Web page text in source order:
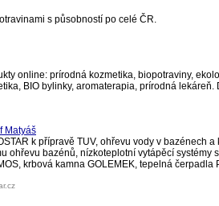
s působností po celé ČR.
online: prírodná kozmetika, biopotraviny,
BIO bylinky, aromaterapia, prírodná lekáreň.
Matyáš
k přípravě TUV, ohřevu vody v bazénech
ohřevu bazénů, nízkoteplotní vytápěcí systémy
krbová kamna GOLEMEK, tepelná čerpadla